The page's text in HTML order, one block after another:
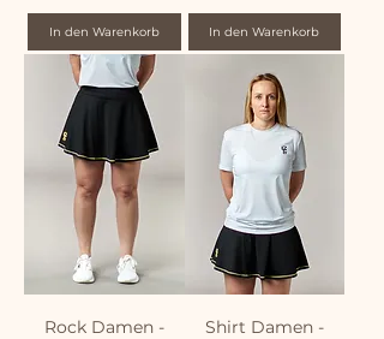
In den Warenkorb In den Warenkorb
Rock Damen -
Shirt Damen -